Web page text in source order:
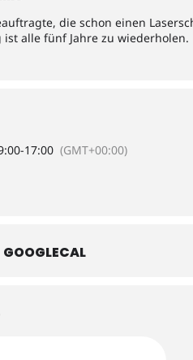
die schon einen
alle fünf Jahre zu wiederholen.
-17:00 (GMT+00:00)
GOOGLECAL